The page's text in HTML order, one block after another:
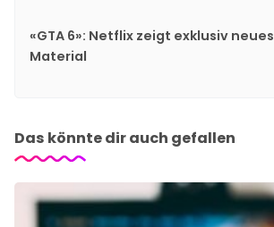
«GTA 6»: Netflix zeigt exklusiv neues
Material
Das könnte dir auch gefallen